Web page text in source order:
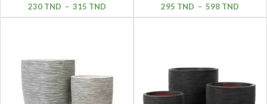
230 TND – 315 TND 295 TND – 598 TND